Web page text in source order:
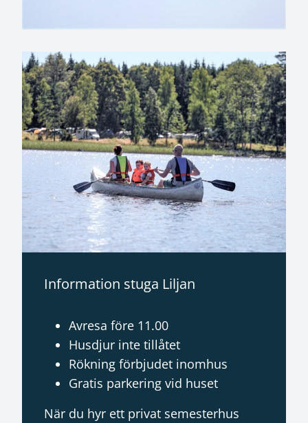
Information stuga Liljan
Avresa före 11.00
Husdjur inte tillåtet
Rökning förbjudet inomhus
Gratis parkering vid huset
När du hyr ett privat semesterhus